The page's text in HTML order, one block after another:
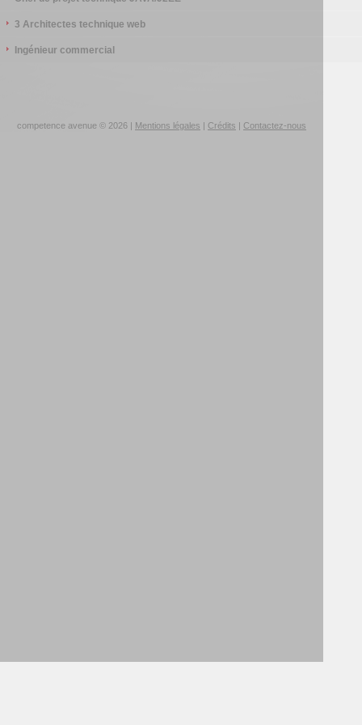
3 Architectes technique web
Ingénieur commercial
competence avenue © 2026 | Mentions légales Crédits Contactez-nous